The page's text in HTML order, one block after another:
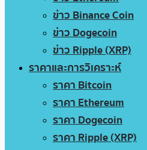
ข่าว Binance Coin
ข่าว Dogecoin
ข่าว Ripple (XRP)
ราคาและการวิเคราะห์
ราคา Bitcoin
ราคา Ethereum
ราคา Dogecoin
ราคา Ripple (XRP)